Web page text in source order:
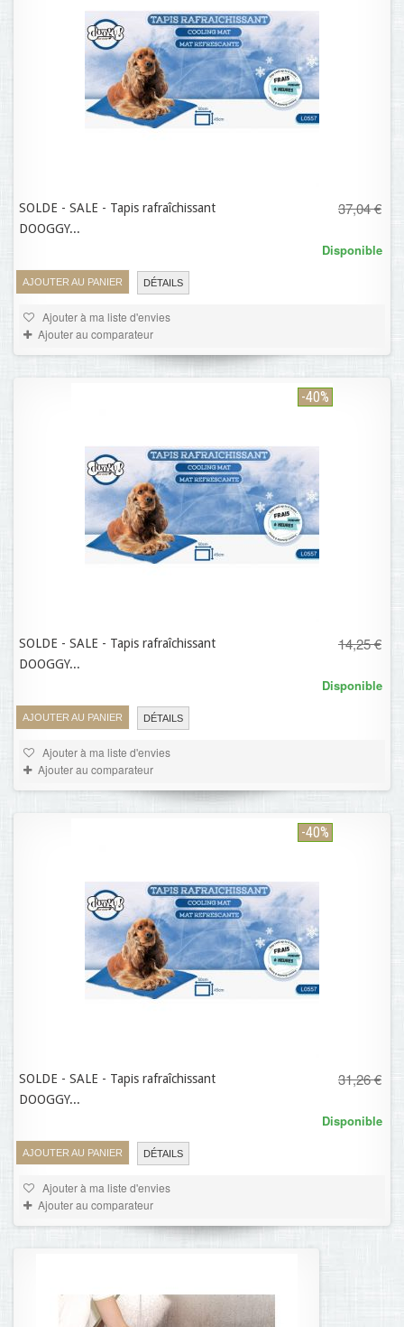
SOLDE - SALE - Tapis rafraîchissant
DOOGGY...
37,04 €
AJOUTER AU PANIER DÉTAILS
Disponible
Ajouter à ma liste d'envies
Ajouter au comparateur
-40%
SOLDE - SALE - Tapis rafraîchissant
DOOGGY...
14,25 €
AJOUTER AU PANIER DÉTAILS
Disponible
Ajouter à ma liste d'envies
Ajouter au comparateur
-40%
SOLDE - SALE - Tapis rafraîchissant
DOOGGY...
31,26 €
AJOUTER AU PANIER DÉTAILS
Disponible
Ajouter à ma liste d'envies
Ajouter au comparateur